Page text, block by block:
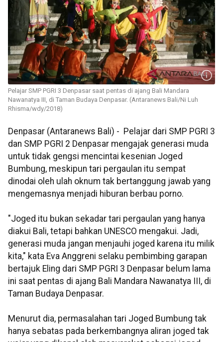
Pelajar SMP PGRI 3 Denpasar saat pentas di ajang Bali Mandara
Nawanatya III, di Taman Budaya Denpasar. (Antaranews Bali/Ni Luh
Rhisma/wdy/2018)
Denpasar (Antaranews Bali) - Pelajar dari SMP PGRI 3
dan SMP PGRI 2 Denpasar mengajak generasi muda
untuk tidak gengsi mencintai kesenian Joged
Bumbung, meskipun tari pergaulan itu sempat
dinodai oleh ulah oknum tak bertanggung jawab yang
mengemasnya menjadi hiburan berbau porno.
"Joged itu bukan sekadar tari pergaulan yang hanya
diakui Bali, tetapi bahkan UNESCO mengakui. Jadi,
generasi muda jangan menjauhi joged karena itu milik
kita," kata Eva Anggreni selaku pembimbing garapan
bertajuk Eling dari SMP PGRI 3 Denpasar belum lama
ini saat pentas di ajang Bali Mandara Nawanatya III, di
Taman Budaya Denpasar.
Menurut dia, permasalahan tari Joged Bumbung tak
hanya sebatas pada berkembangnya aliran joged tak